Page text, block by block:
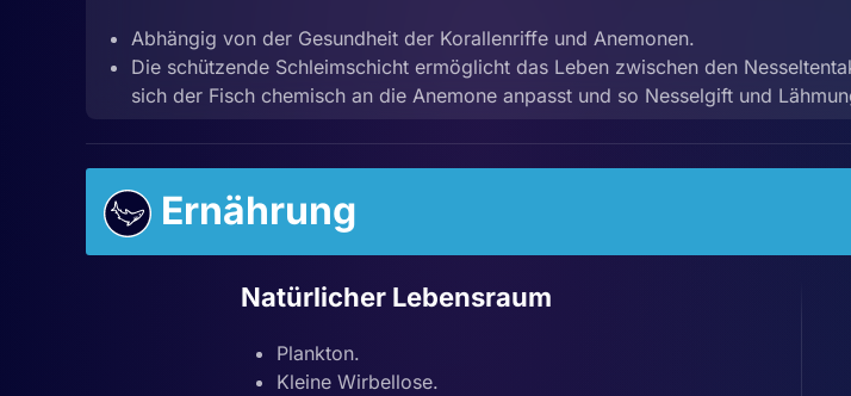
Abhängig von der Gesundheit der Korallenriffe und Anemonen.
Die schützende Schleimschicht ermöglicht das Leben zwischen den
sich der Fisch chemisch an die Anemone anpasst und so Nesselgift und
Ernährung
Natürlicher Lebensraum
Plankton.
Kleine Wirbellose.